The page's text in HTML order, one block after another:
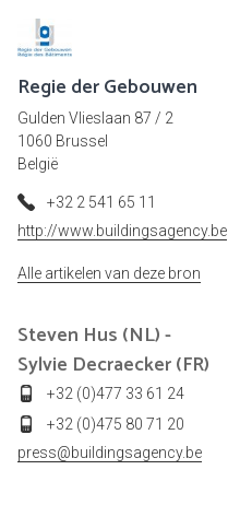
Regie der Gebouwen
Gulden Vlieslaan 87 / 2
1060 Brussel
België
+32 2 541 65 11
http://www.buildingsagency.be
Alle artikelen van deze bron
Steven Hus (NL) -
Sylvie Decraecker (FR)
+32 (0)477 33 61 24
+32 (0)475 80 71 20
press@buildingsagency.be